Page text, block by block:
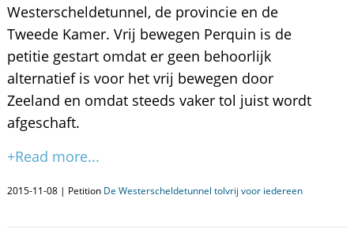
Westerscheldetunnel, de provincie en de
Tweede Kamer. Vrij bewegen Perquin is de
petitie gestart omdat er geen behoorlijk
alternatief is voor het vrij bewegen door
Zeeland en omdat steeds vaker tol juist wordt
afgeschaft.
+Read more...
2015-11-08 | Petition De Westerscheldetunnel tolvrij voor iedereen